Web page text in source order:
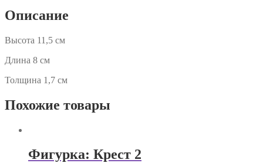
Описание
Высота 11,5 см
Длина 8 см
Толщина 1,7 см
Похожие товары
Фигурка: Крест 2